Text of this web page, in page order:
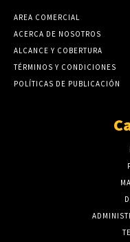
AREA COMERCIAL
ACERCA DE NOSOTROS
ALCANCE Y COBERTURA
TÉRMINOS Y CONDICIONES
POLÍTICAS DE PUBLICACIÓN